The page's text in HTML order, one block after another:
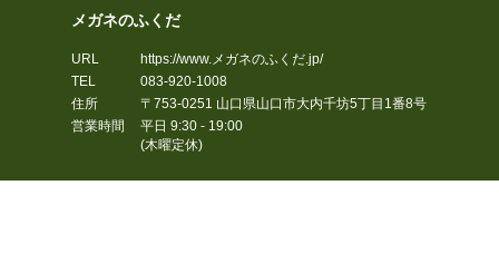
メガネのふくだ
URL
https://www.メガネのふくだ.jp/
TEL
083-920-1008
住所
〒753-0251 山口県山口市大内千坊5丁目1番8号
営業時間
平日 9:30 - 19:00
(木曜定休)